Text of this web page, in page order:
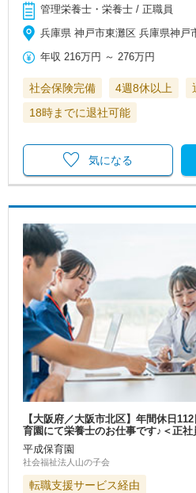
管理栄養士・栄養士 / 正職員
兵庫県 神戸市東灘区 兵庫県神戸
年収 216万円 ～ 276万円
社会保険完備 4週8休以上
18時までに退社可能
気になる
【大阪府／大阪市北区】年間休日
育園にて栄養士のお仕事です♪＜正社
平成保育園
社会福祉法人山の子会
転職支援サービス経由